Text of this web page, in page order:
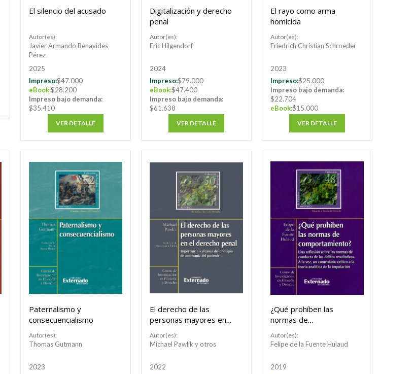
El silencio del acusado
Autor(es):
Javier Armando Benavides
Pérez
2025
Impreso:$47.000
eBook:$28.200
Impreso bajo demanda:
$35.410
VER DETALLE
Digitalización y derecho
penal
Autor(es):
Eric Hilgendorf
2024
Impreso:$79.000
eBook:$47.400
Impreso bajo demanda:
$61.638
VER DETALLE
El rayo como arma
homicida
Autor(es):
Friedrich Christian Schroeder
2023
Impreso:$25.000
Impreso bajo demanda:
$22.704
eBook:$15.000
VER DETALLE
Paternalismo y
consecuencialismo
Autor(es):
Thomas Gutmann
2023
El derecho de las
personas mayores en
el derecho penal.
Autor(es):
Michael Pawlik y otros
2022
¿Qué prohíben las
normas de
comportamiento ?
Autor(es):
Felipe de la Fuente Hulaud
2019